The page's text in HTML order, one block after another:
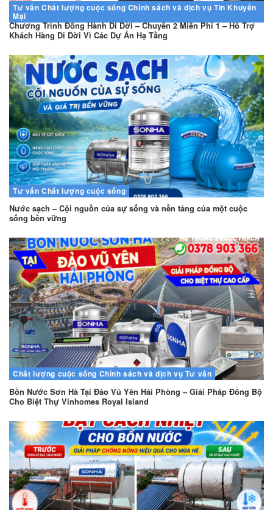
Tư vấn Chất lượng cuộc sống Chính sách và dịch vụ Tin Khuyến
Mại
Chương Trình Đồng Hành Di Dời – Chuyển 2 Miễn Phí 1 – Hỗ Trợ
Khách Hàng Di Dời Vì Các Dự Án Hạ Tầng
Tư vấn Chất lượng cuộc sống
Nước sạch – Cội nguồn của sự sống và nền tảng của một cuộc
sống bền vững
Chất lượng cuộc sống Chính sách và dịch vụ Tư vấn
Bồn Nước Sơn Hà Tại Đảo Vũ Yên Hải Phòng – Giải Pháp Đồng Bộ
Cho Biệt Thự Vinhomes Royal Island